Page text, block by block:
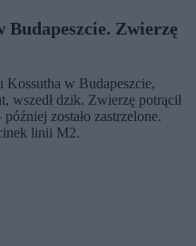
Budapeszcie. Zwierzę
Kossutha w Budapeszcie,
wszedł dzik. Zwierzę potrącił
zostało zastrzelone.
linii M2.